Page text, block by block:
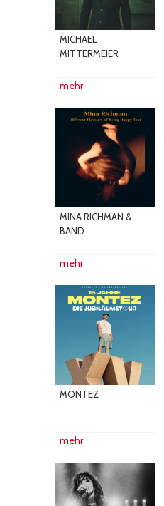
MICHAEL
MITTERMEIER
mehr
MINA RICHMAN &
BAND
mehr
MONTEZ
mehr